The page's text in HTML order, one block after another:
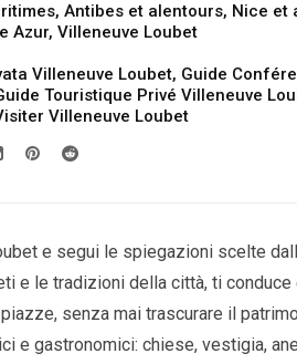
, Antibes et alentours, Nice et
Azur, Villeneuve Loubet
Villeneuve Loubet, Guide
Touristique Privé Villeneuve
Villeneuve Loubet
e segui le spiegazioni scelte
e le tradizioni della città, ti
senza mai trascurare il
e gastronomici: chiese, vestigia,